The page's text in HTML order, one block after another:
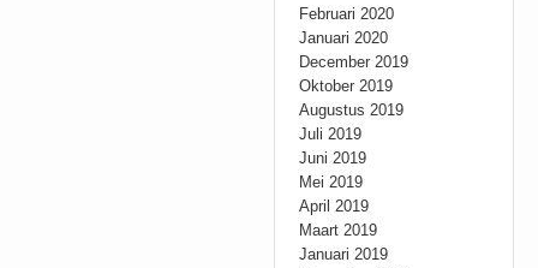
Februari 2020
Januari 2020
December 2019
Oktober 2019
Augustus 2019
Juli 2019
Juni 2019
Mei 2019
April 2019
Maart 2019
Januari 2019